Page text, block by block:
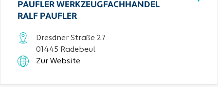
PAUFLER WERKZEUGFACHHANDEL
RALF PAUFLER
Dresdner Straße 27
01445 Radebeul
Zur Website